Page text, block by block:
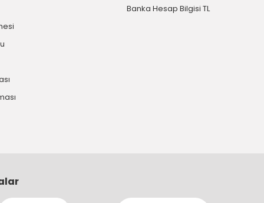
Banka Hesap Bilgisi TL